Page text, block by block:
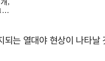
는 열대야 현상이 나타날